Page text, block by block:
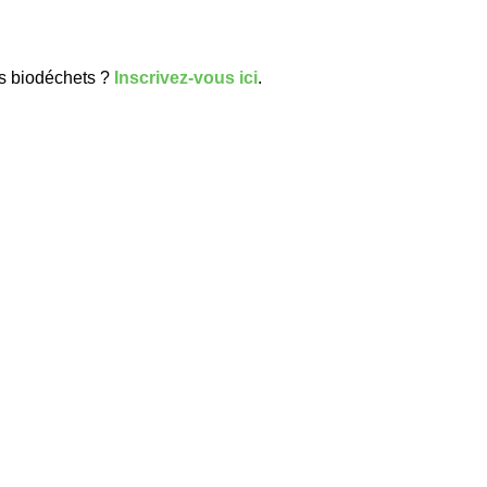
biodéchets ? Inscrivez-vous ici.